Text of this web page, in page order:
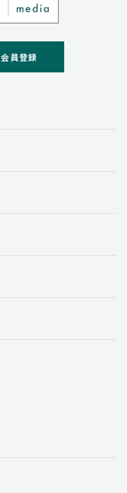
会員登録